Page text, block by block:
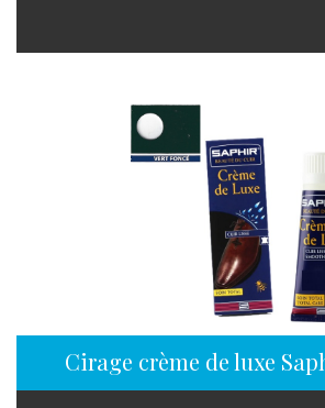
Cirage crème de luxe